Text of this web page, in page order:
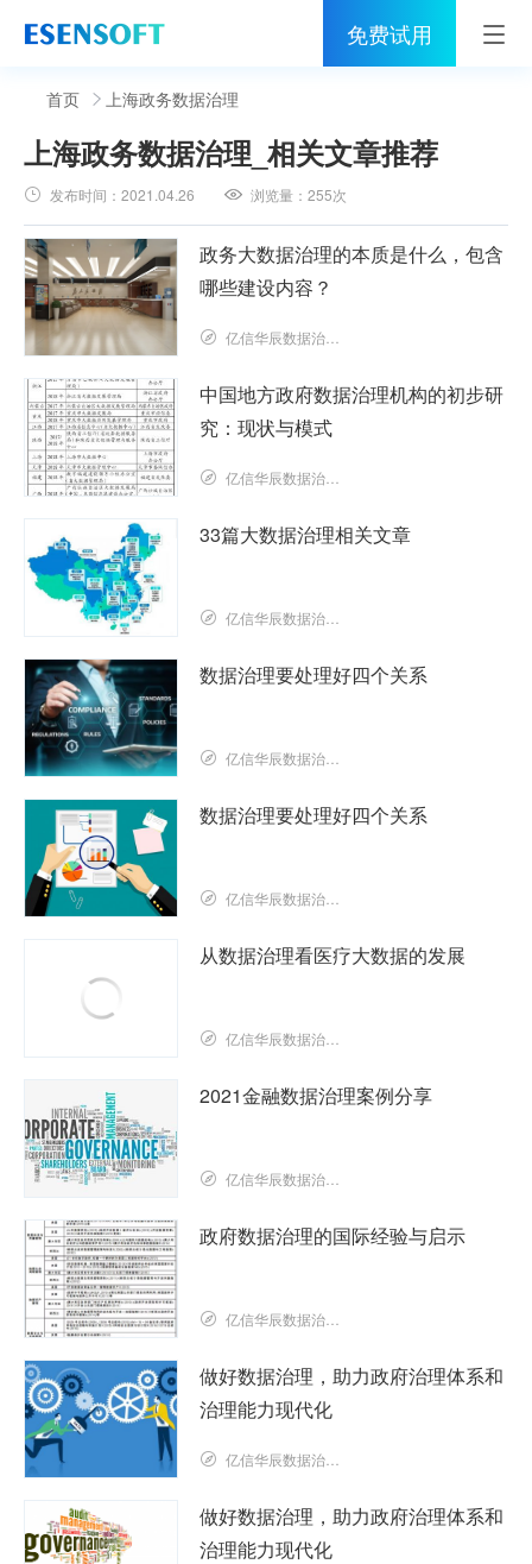
免费试用
首页
睿治
解决方案
伙伴
服务
社区
关于亿信
400-0011-866
首页 上海政务数据治理
上海政务数据治理 _相关文章推荐
发布时间：2021.04.26 浏览量：255次
政务大数据治理的本质是什么，包含
哪些建设内容？
亿信华辰数据治理研究院
中国地方政府数据治理机构的初步研
究：现状与模式
亿信华辰数据治理研究院
33篇大数据治理相关文章
亿信华辰数据治理研究院
数据治理要处理好四个关系
亿信华辰数据治理研究院
数据治理要处理好四个关系
亿信华辰数据治理研究院
从数据治理看医疗大数据的发展
亿信华辰数据治理研究院
2021金融数据治理案例分享
亿信华辰数据治理研究院
政府数据治理的国际经验与启示
亿信华辰数据治理研究院
做好数据治理，助力政府治理体系和
治理能力现代化
亿信华辰数据治理研究院
做好数据治理，助力政府治理体系和
治理能力现代化